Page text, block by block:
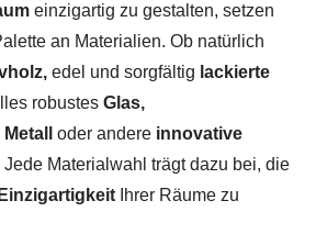
einzigartig zu gestalten, setzen
an Materialien. Ob natürlich
edel und sorgfältig lackierte
robustesGlas,
Metalloder andere innovative
Jede Materialwahl trägt dazu bei, die
Ihrer Räume zu